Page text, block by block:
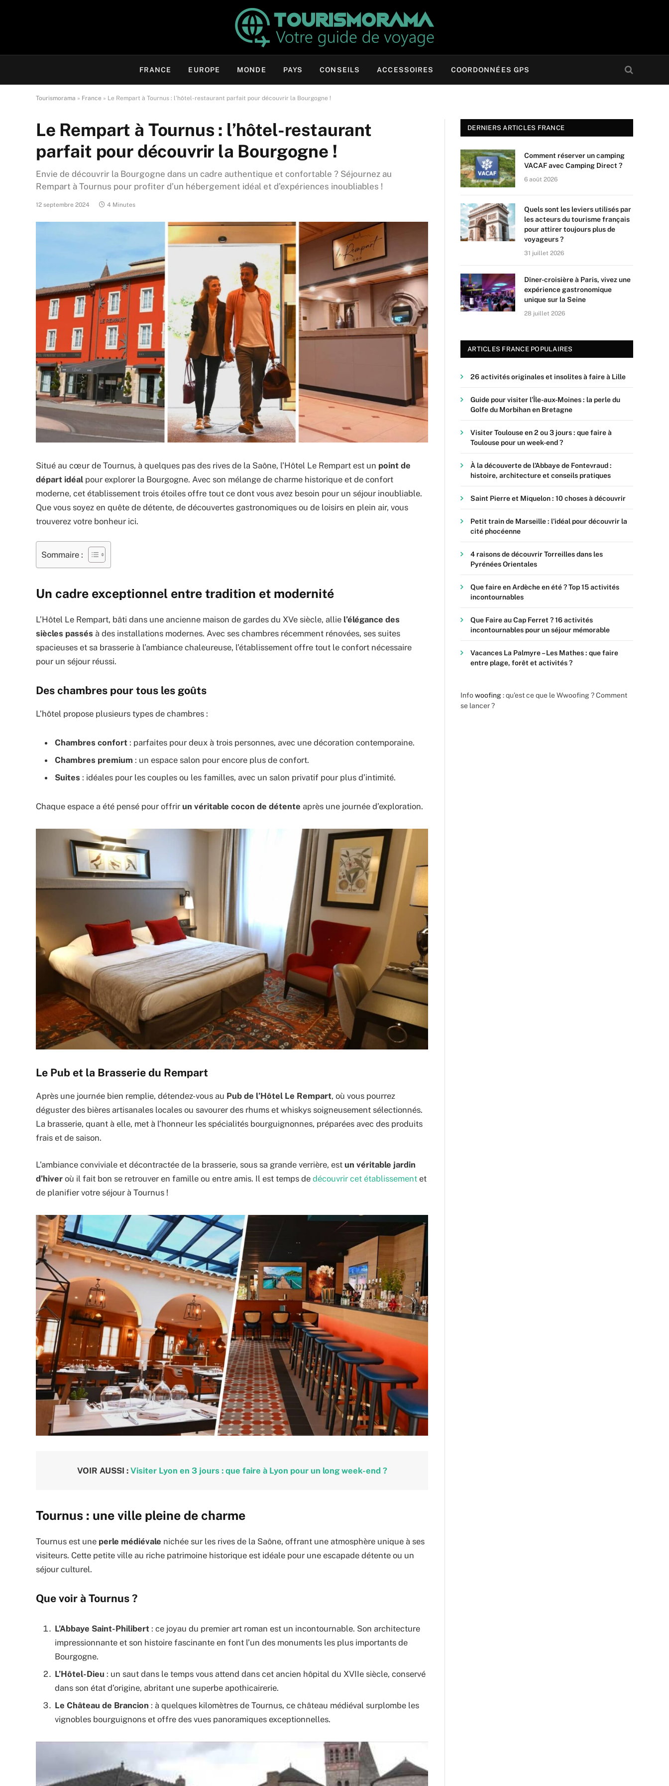
FRANCE EUROPE MONDE PAYS CONSEILS ACCESSOIRES COORDONNÉES GPS
Tourismorama » France » Le Rempart à Tournus : l’hôtel-restaurant parfait pour découvrir la Bourgogne !
Le Rempart à Tournus : l’hôtel-restaurant
parfait pour découvrir la Bourgogne !
Envie de découvrir la Bourgogne dans un cadre authentique et confortable ? Séjournez au
Rempart à Tournus pour profiter d’un hébergement idéal et d’expériences inoubliables !
12 septembre 2024 4 Minutes
Situé au cœur de Tournus, à quelques pas des rives de la Saône, l’Hôtel Le Rempart est un point de
départ idéal pour explorer la Bourgogne. Avec son mélange de charme historique et de confort
moderne, cet établissement trois étoiles offre tout ce dont vous avez besoin pour un séjour inoubliable.
Que vous soyez en quête de détente, de découvertes gastronomiques ou de loisirs en plein air, vous
trouverez votre bonheur ici.
Sommaire :
Un cadre exceptionnel entre tradition et modernité
L’Hôtel Le Rempart, bâti dans une ancienne maison de gardes du XVe siècle, allie l’élégance des
siècles passés à des installations modernes. Avec ses chambres récemment rénovées, ses suites
spacieuses et sa brasserie à l’ambiance chaleureuse, l’établissement offre tout le confort nécessaire
pour un séjour réussi.
Des chambres pour tous les goûts
L’hôtel propose plusieurs types de chambres :
Chambres confort : parfaites pour deux à trois personnes, avec une décoration contemporaine.
Chambres premium : un espace salon pour encore plus de confort.
Suites : idéales pour les couples ou les familles, avec un salon privatif pour plus d’intimité.
Chaque espace a été pensé pour offrir un véritable cocon de détente après une journée d’exploration.
Le Pub et la Brasserie du Rempart
Après une journée bien remplie, détendez-vous au Pub de l’Hôtel Le Rempart, où vous pourrez
déguster des bières artisanales locales ou savourer des rhums et whiskys soigneusement sélectionnés.
La brasserie, quant à elle, met à l’honneur les spécialités bourguignonnes, préparées avec des produits
frais et de saison.
L’ambiance conviviale et décontractée de la brasserie, sous sa grande verrière, est un véritable jardin
d’hiver où il fait bon se retrouver en famille ou entre amis. Il est temps de découvrir cet établissement et
de planifier votre séjour à Tournus !
VOIR AUSSI : Visiter Lyon en 3 jours : que faire à Lyon pour un long week-end ?
Tournus : une ville pleine de charme
Tournus est une perle médiévale nichée sur les rives de la Saône, offrant une atmosphère unique à ses
visiteurs. Cette petite ville au riche patrimoine historique est idéale pour une escapade détente ou un
séjour culturel.
Que voir à Tournus ?
L’Abbaye Saint-Philibert : ce joyau du premier art roman est un incontournable. Son architecture
impressionnante et son histoire fascinante en font l’un des monuments les plus importants de
Bourgogne.
L’Hôtel-Dieu : un saut dans le temps vous attend dans cet ancien hôpital du XVIIe siècle, conservé
dans son état d’origine, abritant une superbe apothicairerie.
Le Château de Brancion : à quelques kilomètres de Tournus, ce château médiéval surplombe les
vignobles bourguignons et offre des vues panoramiques exceptionnelles.
DERNIERS ARTICLES FRANCE
Comment réserver un camping
VACAF avec Camping Direct ?
6 août 2026
Quels sont les leviers utilisés par
les acteurs du tourisme français
pour attirer toujours plus de
voyageurs ?
31 juillet 2026
Dîner-croisière à Paris, vivez une
expérience gastronomique
unique sur la Seine
28 juillet 2026
ARTICLES FRANCE POPULAIRES
26 activités originales et insolites à faire à Lille
Guide pour visiter l’Île-aux-Moines : la perle du
Golfe du Morbihan en Bretagne
Visiter Toulouse en 2 ou 3 jours : que faire à
Toulouse pour un week-end ?
À la découverte de l’Abbaye de Fontevraud :
histoire, architecture et conseils pratiques
Saint Pierre et Miquelon : 10 choses à découvrir
Petit train de Marseille : l’idéal pour découvrir la
cité phocéenne
4 raisons de découvrir Torreilles dans les
Pyrénées Orientales
Que faire en Ardèche en été ? Top 15 activités
incontournables
Que Faire au Cap Ferret ? 16 activités
incontournables pour un séjour mémorable
Vacances La Palmyre – Les Mathes : que faire
entre plage, forêt et activités ?
Infowoofing: qu’est ce que le Wwoofing ? Comment
se lancer ?